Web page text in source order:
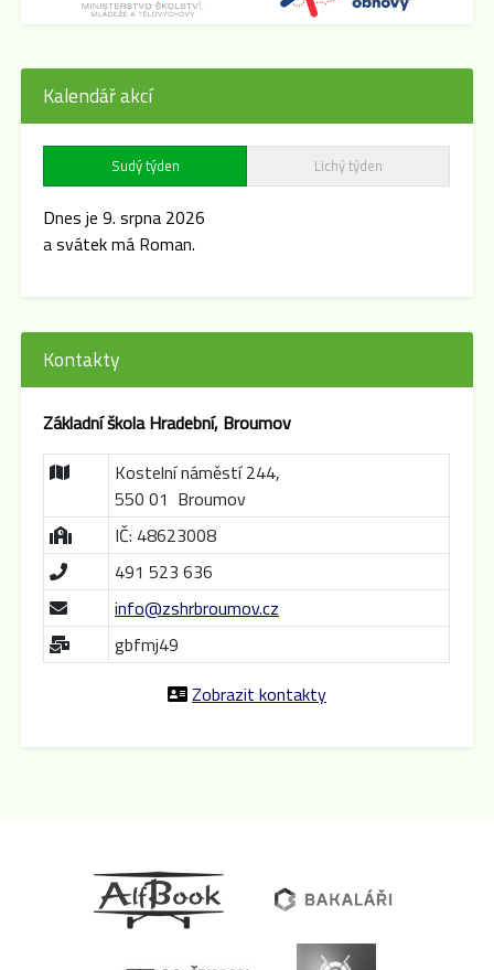
Kalendář akcí
Sudý týden Lichý týden
Dnes je 9. srpna 2026
a svátek má Roman.
Kontakty
Základní škola Hradební, Broumov
Kostelní náměstí 244,
550 01 Broumov
IČ: 48623008
491 523 636
info@zshrbroumov.cz
gbfmj49
Zobrazit kontakty